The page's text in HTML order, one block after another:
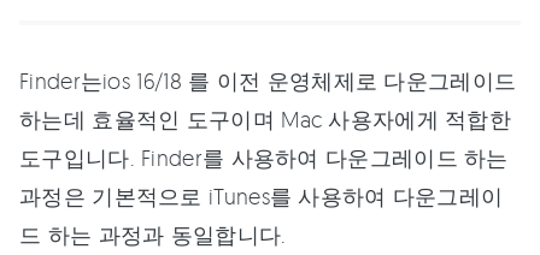
Finder는ios 16/18 를 이전 운영체제로 다운그레이드
하는데 효율적인 도구이며 Mac 사용자에게 적합한
도구입니다. Finder를 사용하여 다운그레이드 하는
과정은 기본적으로 iTunes를 사용하여 다운그레이
드 하는 과정과 동일합니다.